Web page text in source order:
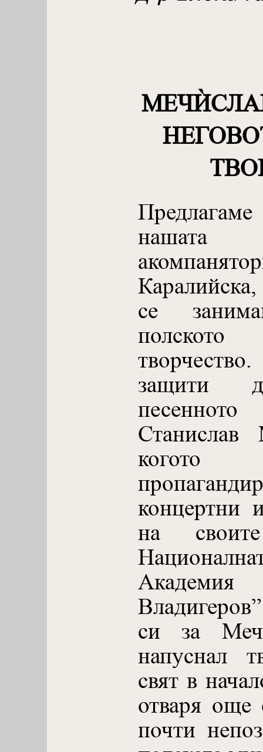
се
полското
защити
когото
концертни
на
си за
напуснал
свят в
отваря още
почти